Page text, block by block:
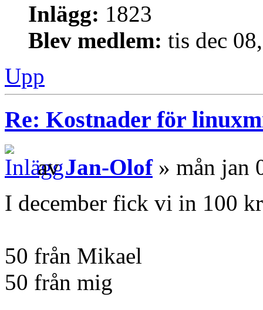
Inlägg: 1823
Blev medlem: tis dec
Upp
Re: Kostnader för
avJan-Olof» mån jan
I december fick vi in 100
50 från Mikael
50 från mig